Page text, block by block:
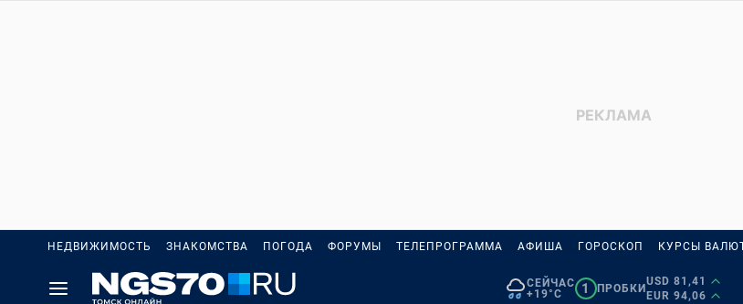
НЕДВИЖИМОСТЬ ЗНАКОМСТВА ПОГОДА ФОРУМЫ ТЕЛЕПРОГРАММА АФИША ГОРОСКОП КУРСЫ
СЕЙЧАС
+19°C
1 ПРОБКИ
USD 81,41
EUR 94,06